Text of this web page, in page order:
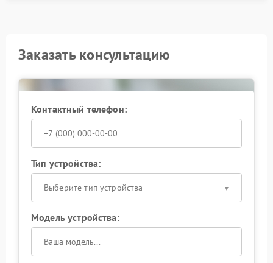
Заказать консультацию
Контактный телефон:
Тип устройства:
Выберите тип устройства
Модель устройства: